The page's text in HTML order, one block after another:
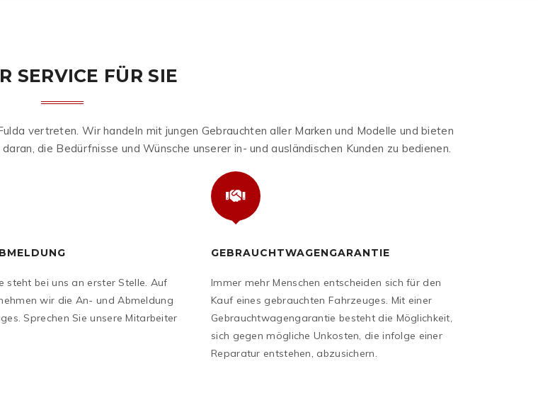
SERVICE FÜR SIE
vertreten. Wir handeln mit jungen Gebrauchten aller Marken und Modelle und bieten
die Bedürfnisse und Wünsche unserer in- und ausländischen Kunden zu bedienen.
steht bei uns an erster Stelle. Auf
wir die An- und Abmeldung
Sprechen Sie unsere Mitarbeiter
GEBRAUCHTWAGENGARANTIE
Immer mehr Menschen entscheiden sich für den
Kauf eines gebrauchten Fahrzeuges. Mit einer
Gebrauchtwagengarantie besteht die Möglichkeit,
sich gegen mögliche Unkosten, die infolge einer
Reparatur entstehen, abzusichern.